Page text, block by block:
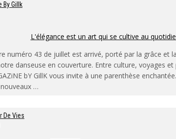
By Gillk
L'élégance est un art qui se cultive au
numéro 43 de juillet est arrivé, porté par la grâce et
danseuse en couverture. Entre culture, voyages et
bY GillK vous invite à une parenthèse
…
De Vies